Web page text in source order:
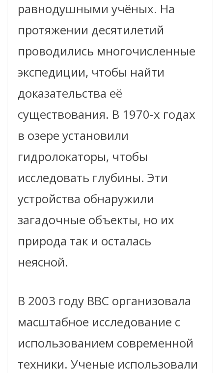
равнодушными учёных. На
протяжении десятилетий
проводились многочисленные
экспедиции, чтобы найти
доказательства её
существования. В 1970-х годах
в озере установили
гидролокаторы, чтобы
исследовать глубины. Эти
устройства обнаружили
загадочные объекты, но их
природа так и осталась
неясной.
В 2003 году BBC организовала
масштабное исследование с
использованием современной
техники. Ученые использовали